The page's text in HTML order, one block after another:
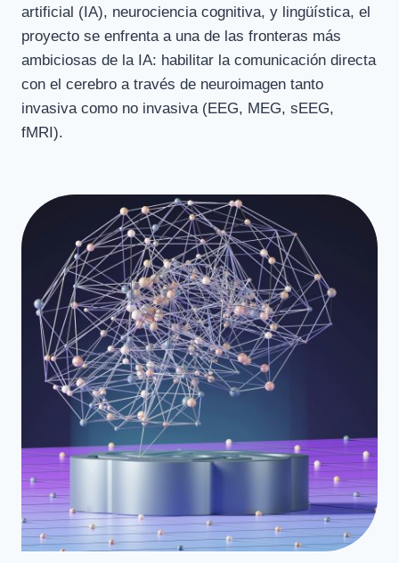
artificial (IA), neurociencia cognitiva, y lingüística, el
proyecto se enfrenta a una de las fronteras más
ambiciosas de la IA: habilitar la comunicación directa
con el cerebro a través de neuroimagen tanto
invasiva como no invasiva (EEG, MEG, sEEG,
fMRI).